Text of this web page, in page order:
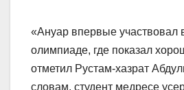
«Ануар впервые участвовал
олимпиаде, где показал
отметил Рустам-хазрат
словам, студент медресе